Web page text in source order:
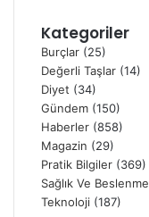
Kategoriler
Burçlar (25)
Değerli Taşlar (14)
Diyet (34)
Gündem (150)
Haberler (858)
Magazin (29)
Pratik Bilgiler (369)
Sağlık Ve Beslenme
Teknoloji (187)